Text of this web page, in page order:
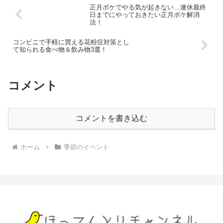
正月ボケでやる気が起きない…連休最終
日までにやっておきたい正月ボケ解消
法！
コンビニで手軽に買える花粉症対策とし
て知られる食べ物＆飲み物3選！
コメント
コメントを書き込む
ホーム 季節のイベント